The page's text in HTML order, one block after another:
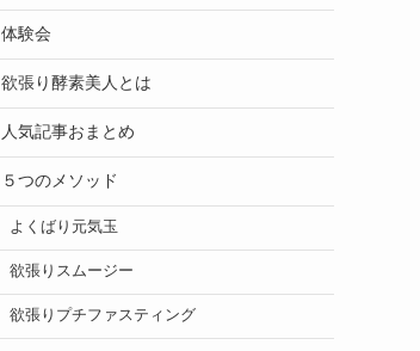
体験会
欲張り酵素美人とは
人気記事おまとめ
５つのメソッド
よくばり元気玉
欲張りスムージー
欲張りプチファスティング